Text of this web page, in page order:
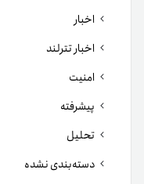
اخبار
اخبار تترلند
امنیت
پیشرفته
تحلیل
دسته‌بندی نشده